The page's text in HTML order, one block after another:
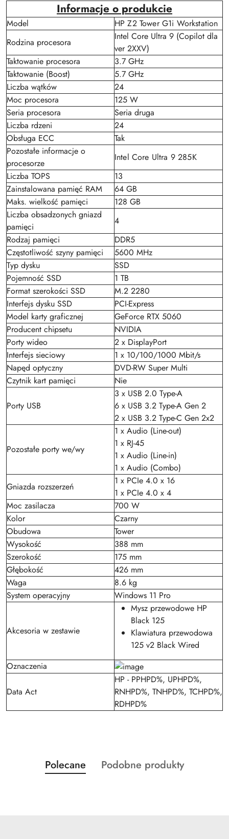
Informacje o produkcie
Model
HP Z2 Tower G1i Workstation
Rodzina procesora
Intel Core Ultra 9 (Copilot dla
ver 2XXV)
Taktowanie procesora
3.7 GHz
Taktowanie (Boost)
5.7 GHz
Liczba wątków
24
Moc procesora
125 W
Seria procesora
Seria druga
Liczba rdzeni
24
Obsługa ECC
Tak
Pozostałe informacje o
procesorze
Intel Core Ultra 9 285K
Liczba TOPS
13
Zainstalowana pamięć RAM
64 GB
Maks. wielkość pamięci
128 GB
Liczba obsadzonych gniazd
pamięci
4
Rodzaj pamięci
DDR5
Częstotliwość szyny pamięci
5600 MHz
Typ dysku
SSD
Pojemność SSD
1 TB
Format szerokości SSD
M.2 2280
Interfejs dysku SSD
PCI-Express
Model karty graficznej
GeForce RTX 5060
Producent chipsetu
NVIDIA
Porty wideo
2 x DisplayPort
Interfejs sieciowy
1 x 10/100/1000 Mbit/s
Napęd optyczny
DVD-RW Super Multi
Czytnik kart pamięci
Nie
Porty USB
3 x USB 2.0 Type-A
6 x USB 3.2 Type-A Gen 2
2 x USB 3.2 Type-C Gen 2x2
Pozostałe porty we/wy
1 x Audio (Line-out)
1 x RJ-45
1 x Audio (Line-in)
1 x Audio (Combo)
Gniazda rozszerzeń
1 x PCIe 4.0 x 16
1 x PCIe 4.0 x 4
Moc zasilacza
700 W
Kolor
Czarny
Obudowa
Tower
Wysokość
388 mm
Szerokość
175 mm
Głębokość
426 mm
Waga
8.6 kg
System operacyjny
Windows 11 Pro
Akcesoria w zestawie
Mysz przewodowe HP
Black 125
Klawiatura przewodowa
125 v2 Black Wired
Oznaczenia
Data Act
HP - PPHPD%, UPHPD%,
RNHPD%, TNHPD%, TCHPD%,
RDHPD%
Pomiń karuzelę produktów
Produkty
o
Polecane
Produkty
Podobne produkty